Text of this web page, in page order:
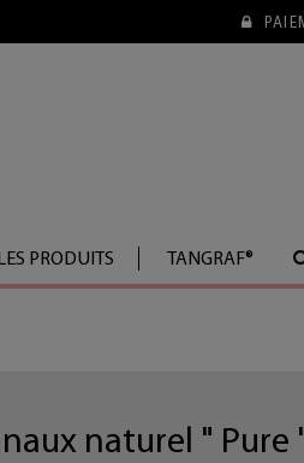
PRODUITS TANGRAF®
naturel " Pure